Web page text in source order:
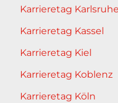
Karrieretag Karlsruhe
Karrieretag Kassel
Karrieretag Kiel
Karrieretag Koblenz
Karrieretag Köln